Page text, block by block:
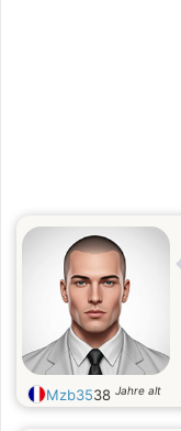
Mzb3538 Jahre alt